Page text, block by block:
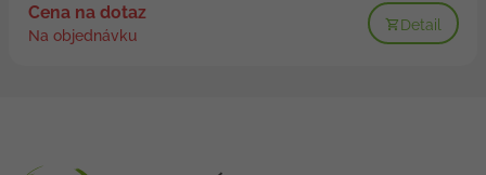
Cena na dotaz
Na objednávku
Detail